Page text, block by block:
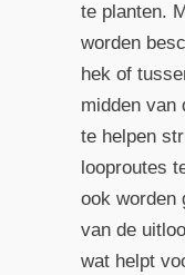
te planten.
worden
hek of
midden van
te helpen
looproutes
ook worden
van de
wat helpt